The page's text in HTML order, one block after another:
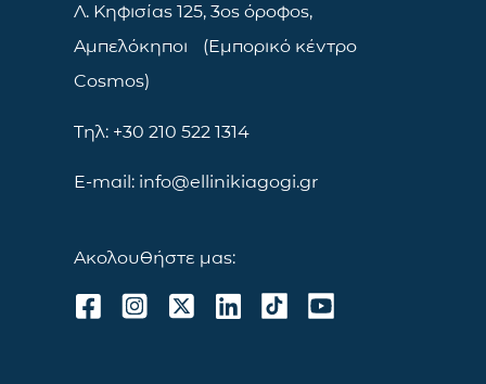
Λ. Κηφισίας 125, 3ος όροφος,
Αμπελόκηποι (Εμπορικό κέντρο
Cosmos)
Τηλ: +30 210 522 1314
E-mail: info@ellinikiagogi.gr
Ακολουθήστε μας: